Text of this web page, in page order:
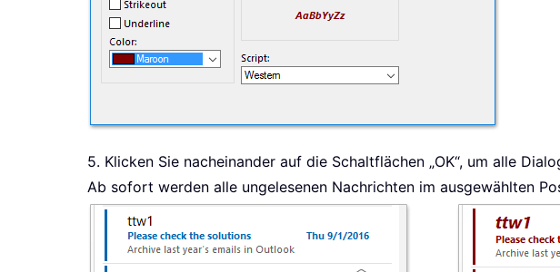
5. Klicken Sie nacheinander auf die Schaltflächen „OK“, um alle
Ab sofort werden alle ungelesenen Nachrichten im ausgewählten